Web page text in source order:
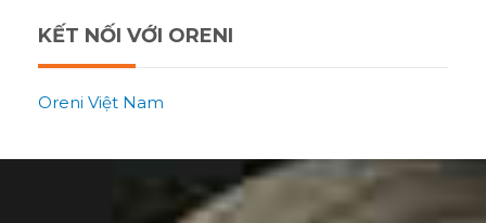
KẾT NỐI VỚI ORENI
Oreni Việt Nam